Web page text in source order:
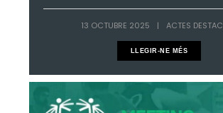
13 OCTUBRE 2025 | ACTES
LLEGIR-NE MÉS